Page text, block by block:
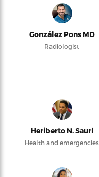
González Pons MD
Radiologist
Heriberto N. Saurí
Health and emergencies